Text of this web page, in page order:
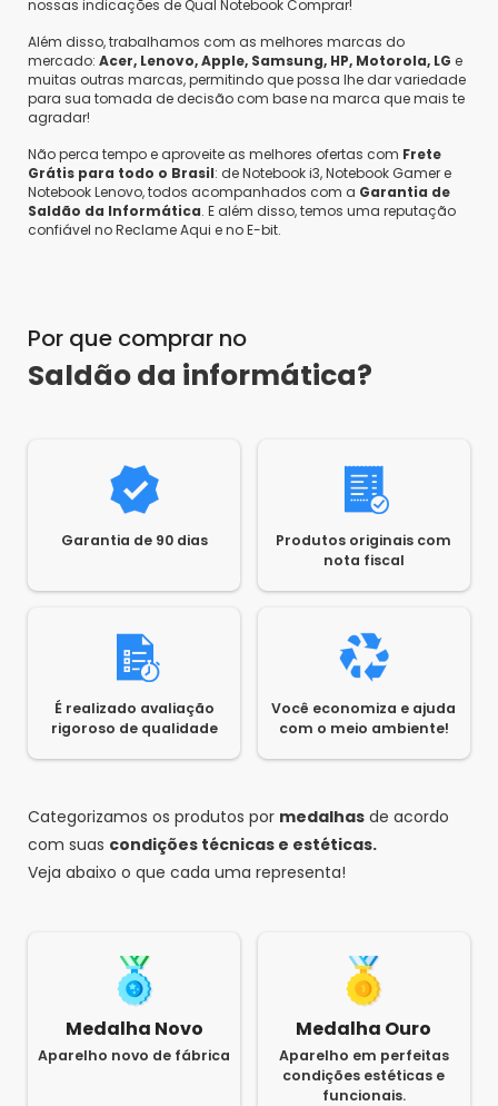
nossas indicações de Qual Notebook Comprar!
Além disso, trabalhamos com as melhores marcas do
mercado: Acer, Lenovo, Apple, Samsung, HP, Motorola, LG e
muitas outras marcas, permitindo que possa lhe dar variedade
para sua tomada de decisão com base na marca que mais te
agradar!
Não perca tempo e aproveite as melhores ofertas com Frete
Grátis para todo o Brasil: de Notebook i3, Notebook Gamer e
Notebook Lenovo, todos acompanhados com a Garantia de
Saldão da Informática. E além disso, temos uma reputação
confiável no Reclame Aqui e no E-bit.
Por que comprar no
Saldão da informática?
Garantia de 90 dias
Produtos originais com
nota fiscal
É realizado avaliação
rigoroso de qualidade
Você economiza e ajuda
com o meio ambiente!
Categorizamos os produtos por medalhas de acordo
com suas condições técnicas e estéticas.
Veja abaixo o que cada uma representa!
Medalha Novo
Aparelho novo de fábrica
Medalha Ouro
Aparelho em perfeitas
condições estéticas e
funcionais.